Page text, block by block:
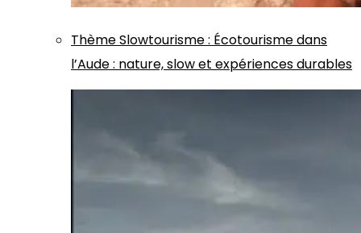
ThèmeSlowtourisme: Écotourisme dans
l’Aude : nature, slow et expériences durables